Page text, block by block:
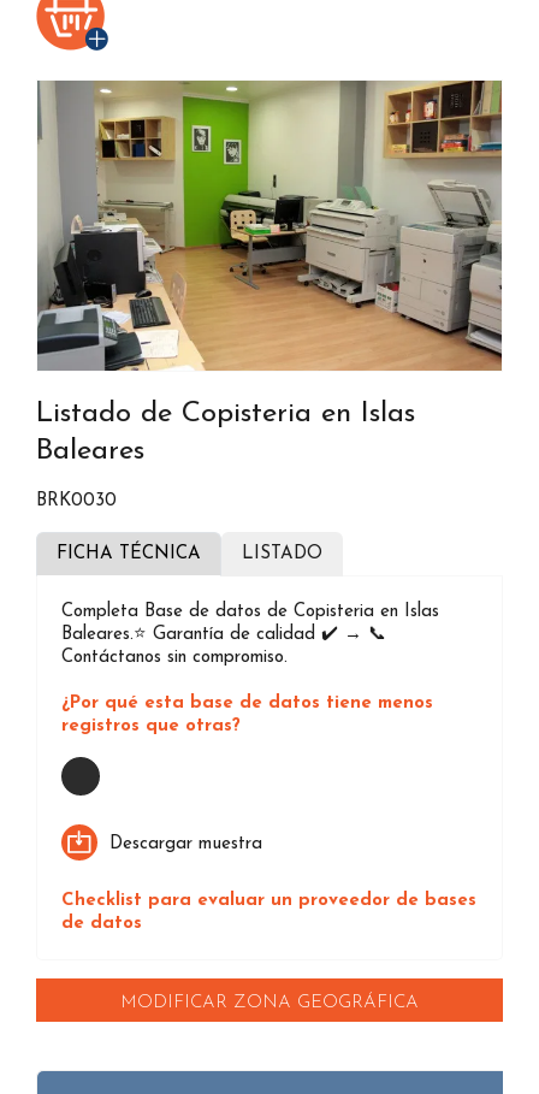
Listado de Copisteria en Islas
Baleares
BRK0030
FICHA TÉCNICA LISTADO
Completa Base de datos de Copisteria en Islas
Baleares.⭐️ Garantía de calidad ✔️ → 📞
Contáctanos sin compromiso.
¿Por qué esta base de datos tiene menos
registros que otras?
Descargar muestra
Checklist para evaluar un proveedor de bases
de datos
MODIFICAR ZONA GEOGRÁFICA